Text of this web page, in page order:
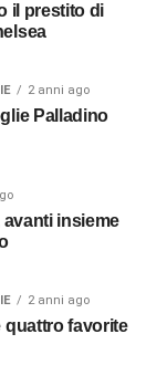
il prestito di
2 anni ago
Palladino
avanti insieme
2 anni ago
quattro favorite